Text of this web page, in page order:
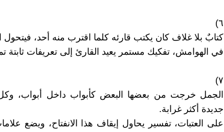
٦)
كتابٌ بلا غلاف كان يكتب قارئه كلما اقترب منه أحد، فيتحول
في الهوامش، تفكيك مستمر يعيد القارئ إلى تعريفات ثابتة
٧)
الجمل خرجت من بعضها البعض كأبواب داخل أبواب،
جديدة أكثر غرابة.
على العتبات، تفسير يحاول إيقاف هذا الانفتاح، ويضع